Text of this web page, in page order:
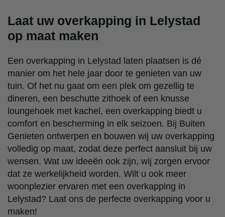
Laat uw overkapping in Lelystad
op maat maken
Een overkapping in Lelystad laten plaatsen is dé
manier om het hele jaar door te genieten van uw
tuin. Of het nu gaat om een plek om gezellig te
dineren, een beschutte zithoek of een knusse
loungehoek met kachel, een overkapping biedt u
comfort en bescherming in elk seizoen. Bij Buiten
Genieten ontwerpen en bouwen wij uw overkapping
volledig op maat, zodat deze perfect aansluit bij uw
wensen. Wat uw ideeën ook zijn, wij zorgen ervoor
dat ze werkelijkheid worden. Wilt u ook meer
woonplezier ervaren met een overkapping in
Lelystad? Laat ons de perfecte overkapping voor u
maken!